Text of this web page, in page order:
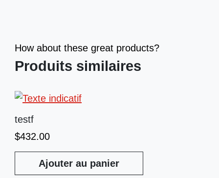
How about these great products?
Produits similaires
testf
$432.00
Ajouter au panier